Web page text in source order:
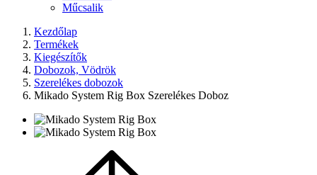
Műcsalik
Kezdőlap
Termékek
Kiegészítők
Dobozok, Vödrök
Szerelékes dobozok
Mikado System Rig Box Szerelékes Doboz